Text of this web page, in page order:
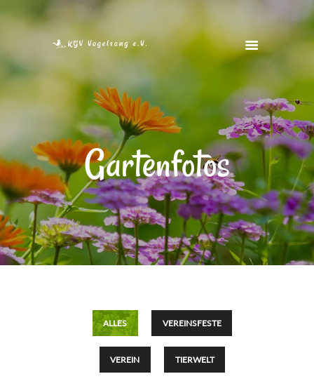
Gartenfotos
STARTSEITE
VEREINSHEIM
FOTOS
FREIE GÄRTEN
KONTAKT
ALLES VEREINSFESTE
VEREIN TIERWELT